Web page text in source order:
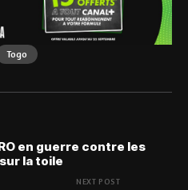
Togo
en guerre contre les
la toile
NEXT POST